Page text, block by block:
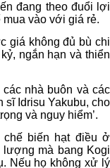
đang theo đuổi lợi
mua vào với giá rẻ.
giá không đủ bù chi
ngắn hạn và thiển
nhà buôn và các
sĩ Idrisu Yakubu, cho
và nguy hiểm’.
chế biến hạt điều ở
lượng mà bang Kogi
Nếu họ không xử lý